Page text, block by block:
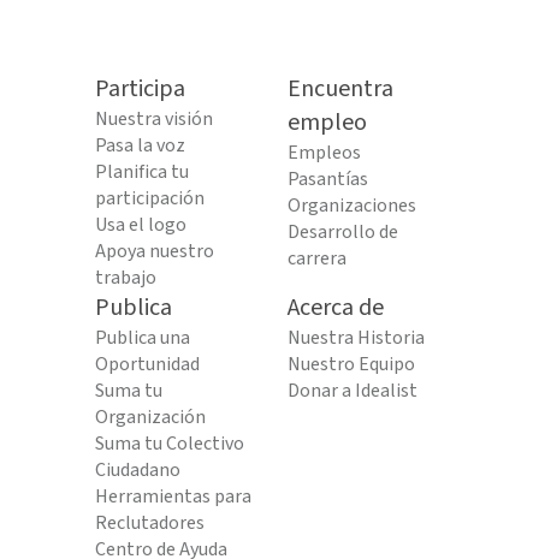
Participa
Nuestra visión
Pasa la voz
Planifica tu
participación
Usa el logo
Apoya nuestro
trabajo
Encuentra
empleo
Empleos
Pasantías
Organizaciones
Desarrollo de
carrera
Publica
Publica una
Oportunidad
Suma tu
Organización
Suma tu Colectivo
Ciudadano
Herramientas para
Reclutadores
Centro de Ayuda
Acerca de
Nuestra Historia
Nuestro Equipo
Donar a Idealist